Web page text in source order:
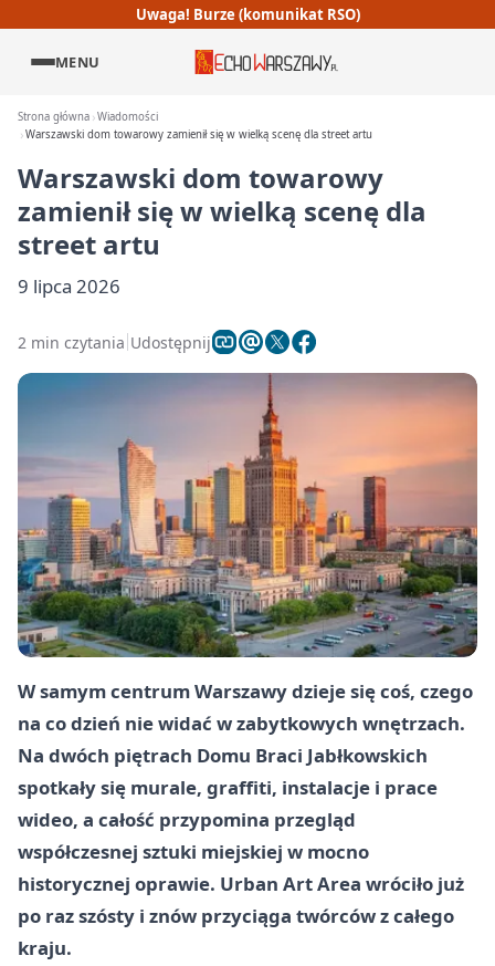
Uwaga! Burze (komunikat RSO)
MENU
Strona główna Wiadomości
Warszawski dom towarowy zamienił się w wielką scenę dla street artu
Warszawski dom towarowy
zamienił się w wielką scenę dla
street artu
9 lipca 2026
2 min czytania Udostępnij
W samym centrum Warszawy dzieje się coś, czego
na co dzień nie widać w zabytkowych wnętrzach.
Na dwóch piętrach Domu Braci Jabłkowskich
spotkały się murale, graffiti, instalacje i prace
wideo, a całość przypomina przegląd
współczesnej sztuki miejskiej w mocno
historycznej oprawie. Urban Art Area wróciło już
po raz szósty i znów przyciąga twórców z całego
kraju.